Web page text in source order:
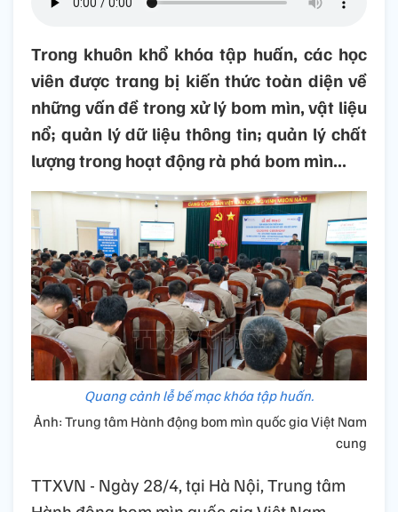
Trong khuôn khổ khóa tập huấn, các học
viên được trang bị kiến thức toàn diện về
những vấn đề trong xử lý bom mìn, vật liệu
nổ; quản lý dữ liệu thông tin; quản lý chất
lượng trong hoạt động rà phá bom mìn...
Quang cảnh lễ bế mạc khóa tập huấn.
Ảnh: Trung tâm Hành động bom mìn quốc gia Việt Nam
cung
TTXVN - Ngày 28/4, tại Hà Nội, Trung tâm